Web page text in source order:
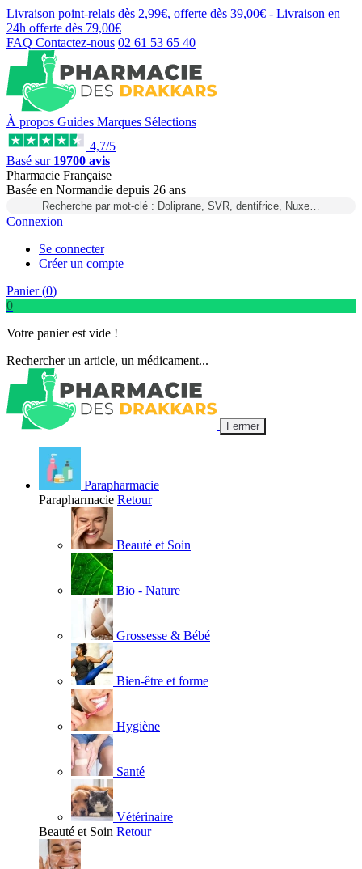
Livraison point-relais dès 2,99€, offerte dès 39,00€ - Livraison en
24h offerte dès 79,00€
FAQ Contactez-nous 02 61 53 65 40
À propos Guides Marques Sélections
4,7/5
Basé sur 19700 avis
Pharmacie Française
Basée en Normandie depuis 26 ans
Recherche par mot-clé : Doliprane, SVR, dentifrice, Nuxe…
Connexion
Se connecter
Créer un compte
Panier (0)
0
Votre panier est vide !
Rechercher un article, un médicament...
Fermer
Parapharmacie
Parapharmacie Retour
Beauté et Soin
Bio - Nature
Grossesse & Bébé
Bien-être et forme
Hygiène
Santé
Vétérinaire
Beauté et Soin Retour